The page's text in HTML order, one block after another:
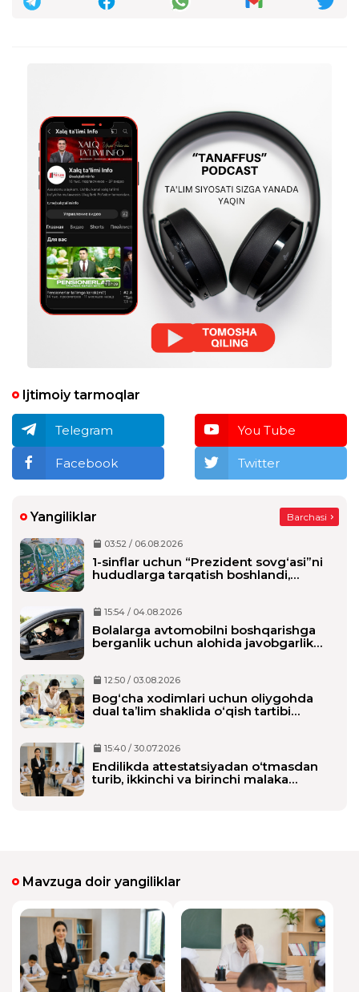
Ijtimoiy tarmoqlar
Telegram You Tube
Facebook Twitter
Yangiliklar Barchasi
03:52 / 06.08.2026
1-sinflar uchun “Prezident sovg‘asi”ni
hududlarga tarqatish boshlandi,
15:54 / 04.08.2026
Bolalarga avtomobilni boshqarishga
berganlik uchun alohida javobgarlik
12:50 / 03.08.2026
Bog‘cha xodimlari uchun oliygohda
dual ta’lim shaklida o‘qish tartibi
15:40 / 30.07.2026
Endilikda attestatsiyadan o‘tmasdan
turib, ikkinchi va birinchi malaka
Mavzuga doir yangiliklar